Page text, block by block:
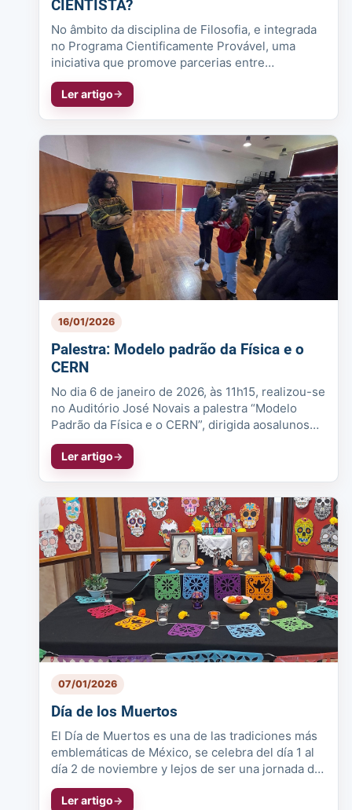
CIENTISTA?
No âmbito da disciplina de Filosofia, e integrada
no Programa Cientificamente Provável, uma
iniciativa que promove parcerias entre
Bibliotecas de Escolas Básicas e Sec...
Ler artigo
16/01/2026
Palestra: Modelo padrão da Física e o
CERN
No dia 6 de janeiro de 2026, às 11h15, realizou-se
no Auditório José Novais a palestra “Modelo
Padrão da Física e o CERN”, dirigida aosalunos
do 11.º ano de Ciências e...
Ler artigo
07/01/2026
Día de los Muertos
El Día de Muertos es una de las tradiciones más
emblemáticas de México, se celebra del día 1 al
día 2 de noviembre y lejos de ser una jornada de
luto, es una festivida...
Ler artigo